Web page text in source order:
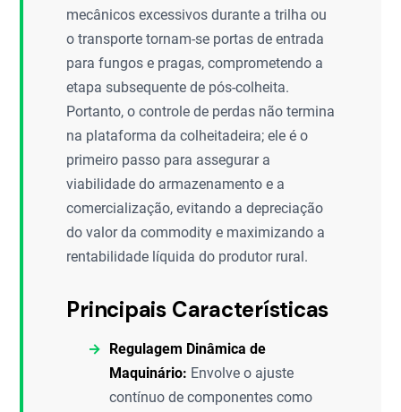
mecânicos excessivos durante a trilha ou
o transporte tornam-se portas de entrada
para fungos e pragas, comprometendo a
etapa subsequente de pós-colheita.
Portanto, o controle de perdas não termina
na plataforma da colheitadeira; ele é o
primeiro passo para assegurar a
viabilidade do armazenamento e a
comercialização, evitando a depreciação
do valor da commodity e maximizando a
rentabilidade líquida do produtor rural.
Principais Características
Regulagem Dinâmica de
Maquinário: Envolve o ajuste
contínuo de componentes como